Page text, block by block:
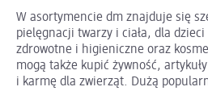
W asortymencie dm znajduje się
pielęgnacji twarzy i ciała, dla
zdrowotne i higieniczne oraz
mogą także kupić żywność,
i karmę dla zwierząt. Dużą